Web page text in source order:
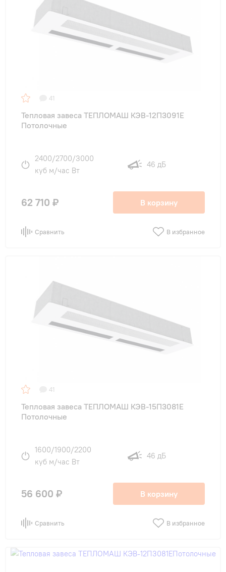
41
Тепловая завеса ТЕПЛОМАШ КЭВ-12П3091Е
Потолочные
2400/2700/3000
куб м/час Вт
46 дБ
62 710 ₽ В корзину
Сравнить В избранное
41
Тепловая завеса ТЕПЛОМАШ КЭВ-15П3081Е
Потолочные
1600/1900/2200
куб м/час Вт
46 дБ
56 600 ₽ В корзину
Сравнить В избранное